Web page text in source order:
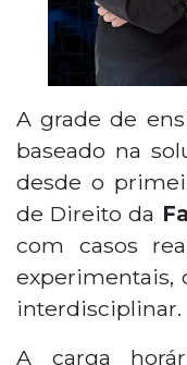
A grade de
baseado na
desde o
de Direito da
com casos
experimentais,
interdisciplinar.
A carga